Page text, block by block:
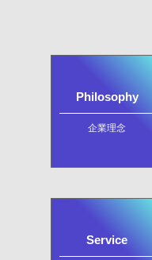
Philosophy
企業理念
Service